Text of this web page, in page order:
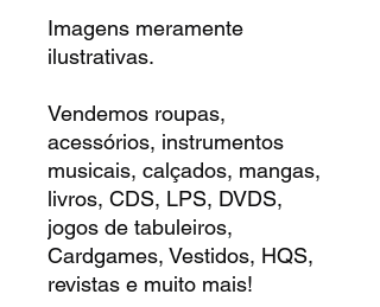
Imagens meramente
ilustrativas.
Vendemos roupas,
acessórios, instrumentos
musicais, calçados, mangas,
livros, CDS, LPS, DVDS,
jogos de tabuleiros,
Cardgames, Vestidos, HQS,
revistas e muito mais!